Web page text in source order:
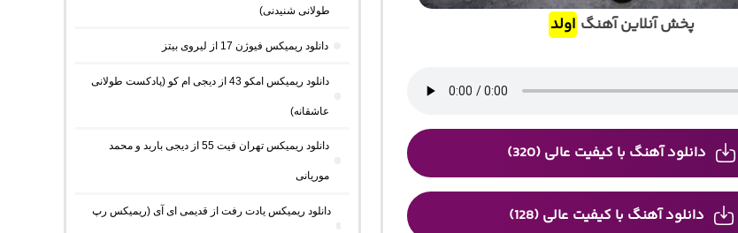
پخش آنلاین آهنگ اولد
دانلود آهنگ با کیفیت عالی (320)
دانلود آهنگ با کیفیت عالی (128)
طولانی شنیدنی)
دانلود ریمیکس فیوژن 17 از لیروی بیتز
دانلود ریمیکس امکو 43 از دیجی ام کو (پادکست طولانی
عاشقانه)
دانلود ریمیکس تهران فیت 55 از دیجی باربد و محمد
موریانی
دانلود ریمیکس یادت رفت از قدیمی ای آی (ریمیکس رپ